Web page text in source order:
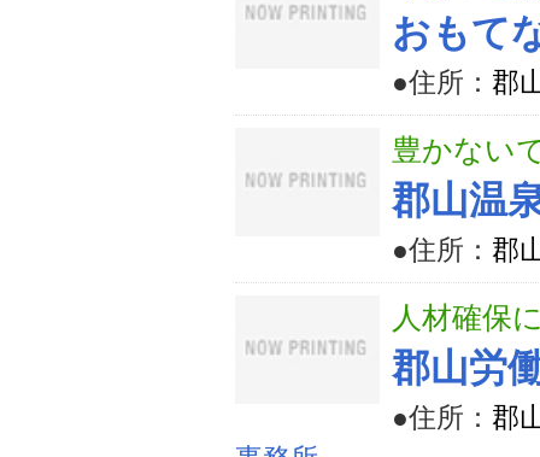
おもて
●住所： 郡
豊かない
郡山温
●住所： 郡
人材確保
郡山労
●住所： 郡